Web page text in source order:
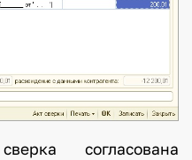
согласована